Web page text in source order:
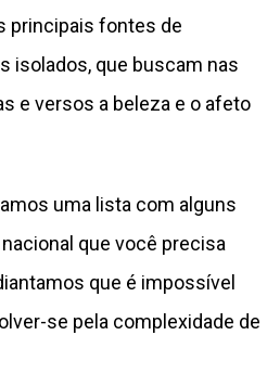
principais fontes de
isolados, que buscam nas
e versos a beleza e o afeto
uma lista com alguns
que você precisa
que é impossível
se pela complexidade de